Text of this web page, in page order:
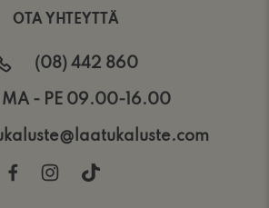
OTA YHTEYTTÄ
(08) 442 860
MA - PE 09.00-16.00